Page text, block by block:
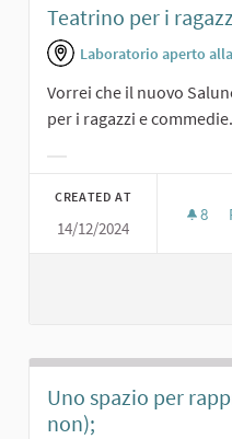
Teatrino per i
Laboratorio aperto
Vorrei che il nuovo
per i ragazzi e commedie.
CREATED AT
14/12/2024
8
Uno spazio per
non);